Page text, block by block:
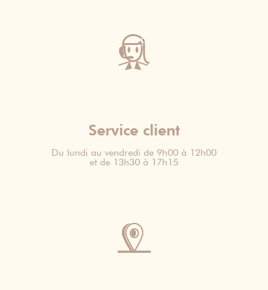
Service client
Du lundi au vendredi de 9h00 à 12h00
et de 13h30 à 17h15